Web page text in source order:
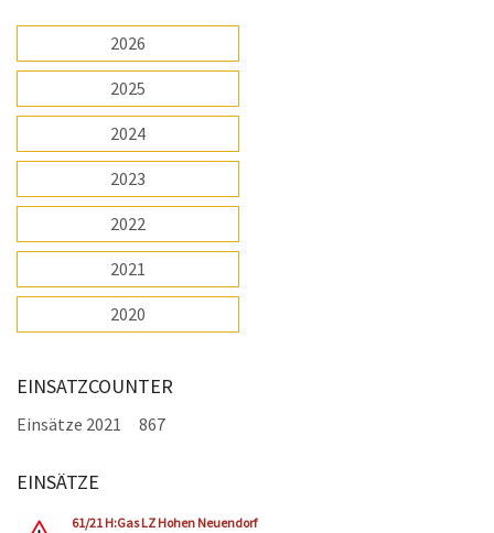
2026
2025
2024
2023
2022
2021
2020
EINSATZCOUNTER
Einsätze 2021 867
EINSÄTZE
61/21 H:Gas LZ Hohen Neuendorf
Seiten